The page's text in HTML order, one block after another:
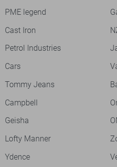
PME legend
Cast Iron
Petrol Industries
Cars
Tommy Jeans
Campbell
Geisha
Lofty Manner
Ydence